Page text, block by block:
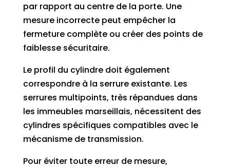
par rapport au centre de la porte. Une
mesure incorrecte peut empêcher la
fermeture complète ou créer des points de
faiblesse sécuritaire.
Le profil du cylindre doit également
correspondre à la serrure existante. Les
serrures multipoints, très répandues dans
les immeubles marseillais, nécessitent des
cylindres spécifiques compatibles avec le
mécanisme de transmission.
Pour éviter toute erreur de mesure,